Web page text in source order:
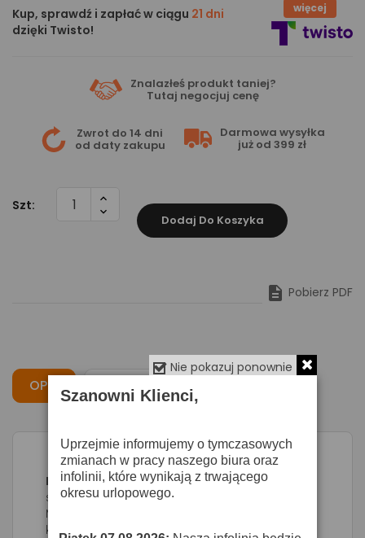
Kup, sprawdź i zapłać w ciągu 21 dni
dzięki Twisto!
więcej
Znalazłeś produkt taniej?
Tutaj negocjuj cenę
Zwrot do 14 dni
od daty zakupu
Darmowa wysyłka
już od 399 zł
Szt:
Dodaj Do Koszyka
 Pobierz PDF
OPIS CECHY OPINIE
Proel WM202M - Zestaw pracujący w
standardzie UHF w zakresie 863-865 MHz.
Mikrofon doręczny o charakterystyce
kardioidalnej działa bez zakłóceń w promieniu
Nie pokazuj ponownie
Szanowni Klienci,
Uprzejmie informujemy o tymczasowych
zmianach w pracy naszego biura oraz
infolinii, które wynikają z trwającego
okresu urlopowego.